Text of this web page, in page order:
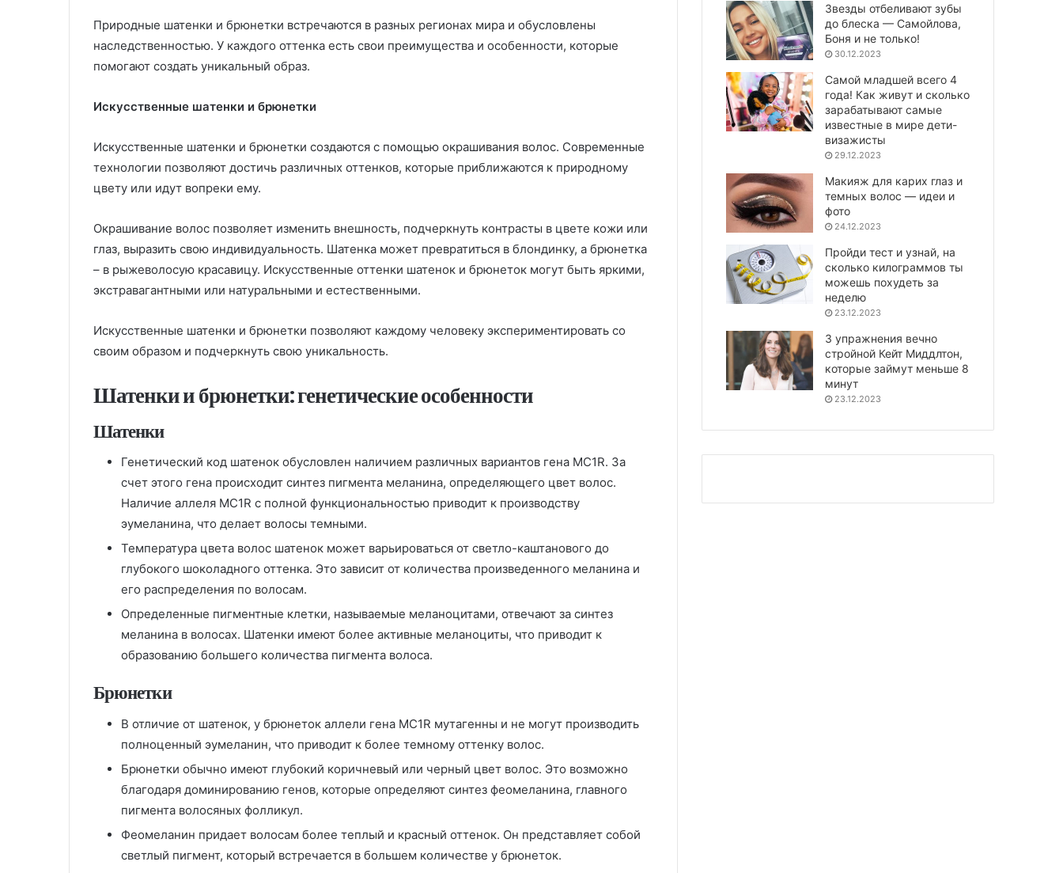
Природные шатенки и брюнетки встречаются в разных регионах мира и обусловлены
наследственностью. У каждого оттенка есть свои преимущества и особенности, которые
помогают создать уникальный образ.
Искусственные шатенки и брюнетки
Искусственные шатенки и брюнетки создаются с помощью окрашивания волос. Современные
технологии позволяют достичь различных оттенков, которые приближаются к природному
цвету или идут вопреки ему.
Окрашивание волос позволяет изменить внешность, подчеркнуть контрасты в цвете кожи или
глаз, выразить свою индивидуальность. Шатенка может превратиться в блондинку, а брюнетка
– в рыжеволосую красавицу. Искусственные оттенки шатенок и брюнеток могут быть яркими,
экстравагантными или натуральными и естественными.
Искусственные шатенки и брюнетки позволяют каждому человеку экспериментировать со
своим образом и подчеркнуть свою уникальность.
Шатенки и брюнетки: генетические особенности
Шатенки
Генетический код шатенок обусловлен наличием различных вариантов гена MC1R. За
счет этого гена происходит синтез пигмента меланина, определяющего цвет волос.
Наличие аллеля MC1R с полной функциональностью приводит к производству
эумеланина, что делает волосы темными.
Температура цвета волос шатенок может варьироваться от светло-каштанового до
глубокого шоколадного оттенка. Это зависит от количества произведенного меланина и
его распределения по волосам.
Определенные пигментные клетки, называемые меланоцитами, отвечают за синтез
меланина в волосах. Шатенки имеют более активные меланоциты, что приводит к
образованию большего количества пигмента волоса.
Брюнетки
В отличие от шатенок, у брюнеток аллели гена MC1R мутагенны и не могут производить
полноценный эумеланин, что приводит к более темному оттенку волос.
Брюнетки обычно имеют глубокий коричневый или черный цвет волос. Это возможно
благодаря доминированию генов, которые определяют синтез феомеланина, главного
пигмента волосяных фолликул.
Феомеланин придает волосам более теплый и красный оттенок. Он представляет собой
светлый пигмент, который встречается в большем количестве у брюнеток.
Звезды отбеливают зубы
до блеска — Самойлова,
Боня и не только!
30.12.2023
Самой младшей всего 4
года! Как живут и сколько
зарабатывают самые
известные в мире дети-
визажисты
29.12.2023
Макияж для карих глаз и
темных волос — идеи и
фото
24.12.2023
Пройди тест и узнай, на
сколько килограммов ты
можешь похудеть за
неделю
23.12.2023
3 упражнения вечно
стройной Кейт Миддлтон,
которые займут меньше 8
минут
23.12.2023